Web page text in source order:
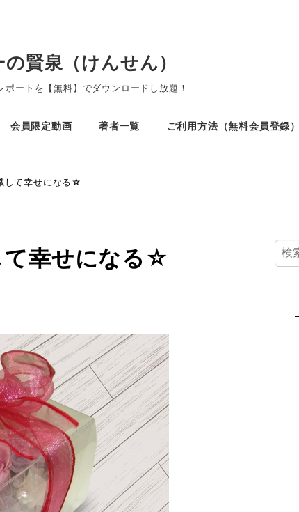
賢泉（けんせん）
ポートを【無料】でダウンロードし放題！
会員限定動画 著者一覧 ご利用方法（無料会員登録）
して幸せになる☆
幸せになる☆
検
索